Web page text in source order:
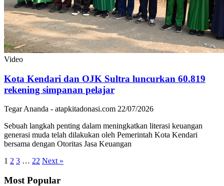
Video
Kota Kendari dan OJK Sultra luncurkan 60.819
rekening simpanan pelajar
Tegar Ananda - atapkitadonasi.com 22/07/2026
Sebuah langkah penting dalam meningkatkan literasi keuangan
generasi muda telah dilakukan oleh Pemerintah Kota Kendari
bersama dengan Otoritas Jasa Keuangan
Posts
pagination
1 2 3 … 22 Next »
Most Popular